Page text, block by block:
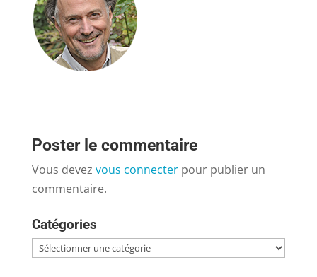
Poster le commentaire
Vous devez vous connecterpour publier un
commentaire.
Catégories
Catégories